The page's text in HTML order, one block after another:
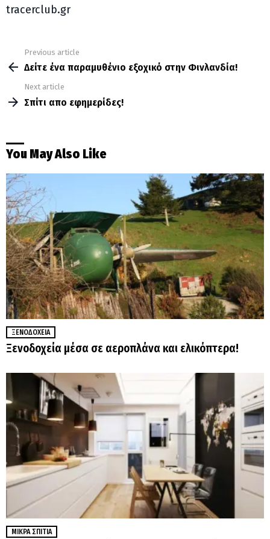
tracerclub.gr
more
Previous article
Δείτε ένα παραμυθένιο εξοχικό στην Φινλανδία!
Next article
Σπίτι απο εφημερίδες!
You May Also Like
ΞΕΝΟΔΟΧΕΊΑ
Ξενοδοχεία μέσα σε αεροπλάνα και ελικόπτερα!
ΜΙΚΡΆ ΣΠΊΤΙΑ